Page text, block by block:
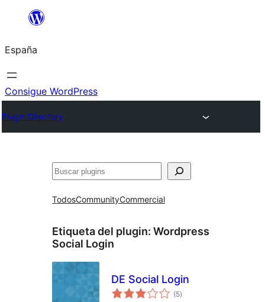
Saltar
contenido
España
Consigue WordPress
Plugin Directory
Buscar
TodosCommunityCommercial
Etiqueta del plugin: Wordpress
Social Login
DE Social Login
(5valoraciones
en
)